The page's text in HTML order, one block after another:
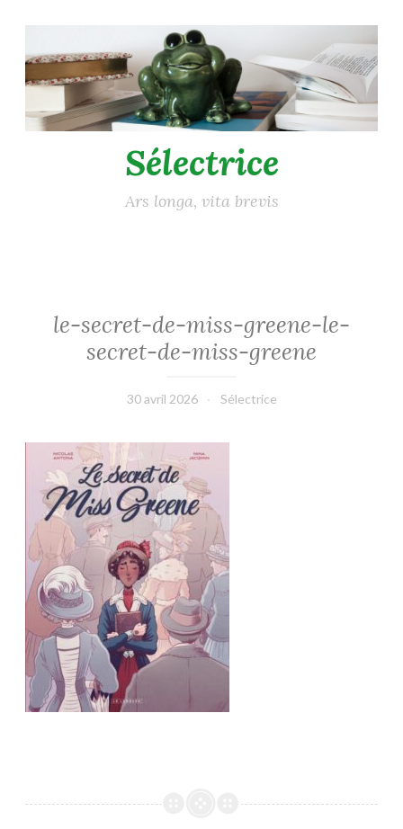
au
contenu
principal
Sélectrice
Ars longa, vita brevis
le-secret-de-miss-greene-le-
secret-de-miss-greene
30 avril 2026 Sélectrice